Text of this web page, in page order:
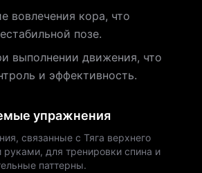
вовлечения кора, что
позе.
выполнении движения, что
и эффективность.
упражнения
связанные с Тяга верхнего
для тренировки спина и
паттерны.